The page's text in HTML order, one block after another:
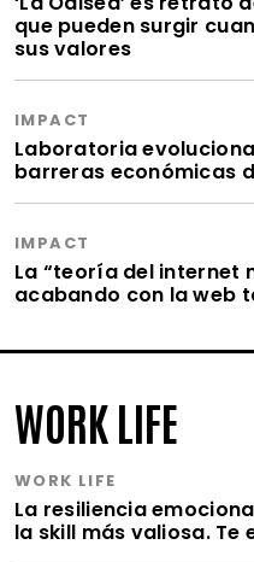
que pueden surgir
sus valores
IMPACT
Laboratoria
barreras económicas
IMPACT
La “teoría del internet
acabando con la web
WORK LIFE
WORK LIFE
La resiliencia
la skill más valiosa. Te